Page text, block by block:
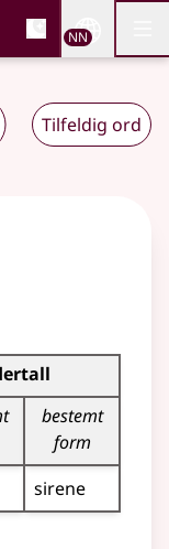
og
NN
Tilfeldig ord
bestemt
form
sirene